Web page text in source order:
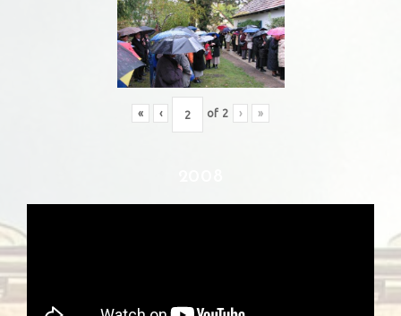
« ‹ of 2 › »